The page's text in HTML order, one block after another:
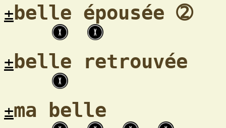
± belle épousée ➁
± belle retrouvée
±ma belle